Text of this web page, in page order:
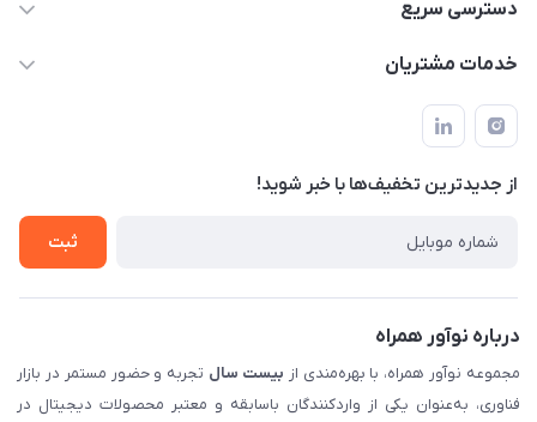
۲۳، طبقه سوم
دسترسی سریع
لیست محصولات
حساب کاربری
تماس با ما
خدمات مشتریان
قوانین و مقررات
حریم خصوصی
شرایط گارانتی
ثبت شکایت
از جدید‌ترین تخفیف‌ها با‌ خبر شوید!
ثبت
درباره نوآور همراه
مجموعه نوآور همراه، با بهره‌مندی از بیست سال تجربه و حضور مستمر در بازار
فناوری، به‌عنوان یکی از واردکنندگان باسابقه و معتبر محصولات دیجیتال در